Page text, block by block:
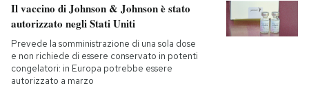
Il vaccino di Johnson & Johnson è stato
autorizzato negli Stati Uniti
Prevede la somministrazione di una sola dose
e non richiede di essere conservato in potenti
congelatori: in Europa potrebbe essere
autorizzato a marzo